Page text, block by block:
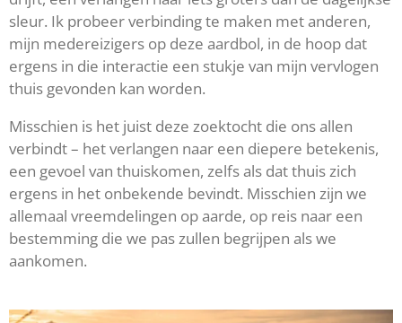
sleur. Ik probeer verbinding te maken met anderen,
mijn medereizigers op deze aardbol, in de hoop dat
ergens in die interactie een stukje van mijn vervlogen
thuis gevonden kan worden.
Misschien is het juist deze zoektocht die ons allen
verbindt – het verlangen naar een diepere betekenis,
een gevoel van thuiskomen, zelfs als dat thuis zich
ergens in het onbekende bevindt. Misschien zijn we
allemaal vreemdelingen op aarde, op reis naar een
bestemming die we pas zullen begrijpen als we
aankomen.